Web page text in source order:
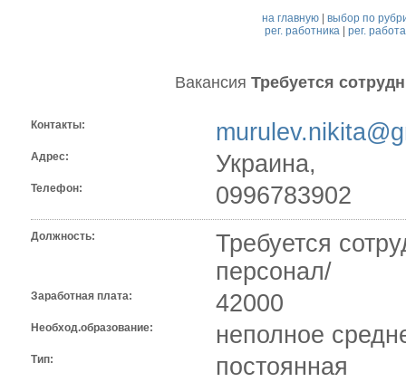
на главную |выбор по
рег. работника| рег.
ВакансияТребуется
Контакты:
Адрес: Украина,
Телефон: 0996783902
Должность:
Требуется
персонал/
Заработная плата: 42000
Необход.образование: неполное
Тип: постоянная